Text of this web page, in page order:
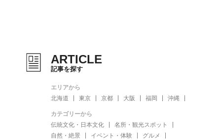
ARTICLE
記事を探す
エリアから
北海道
東京 京都 大阪 福岡 沖縄
カテゴリーから
伝統文化・日本文化
名所・観光スポット
自然・絶景
イベント・体験
グルメ